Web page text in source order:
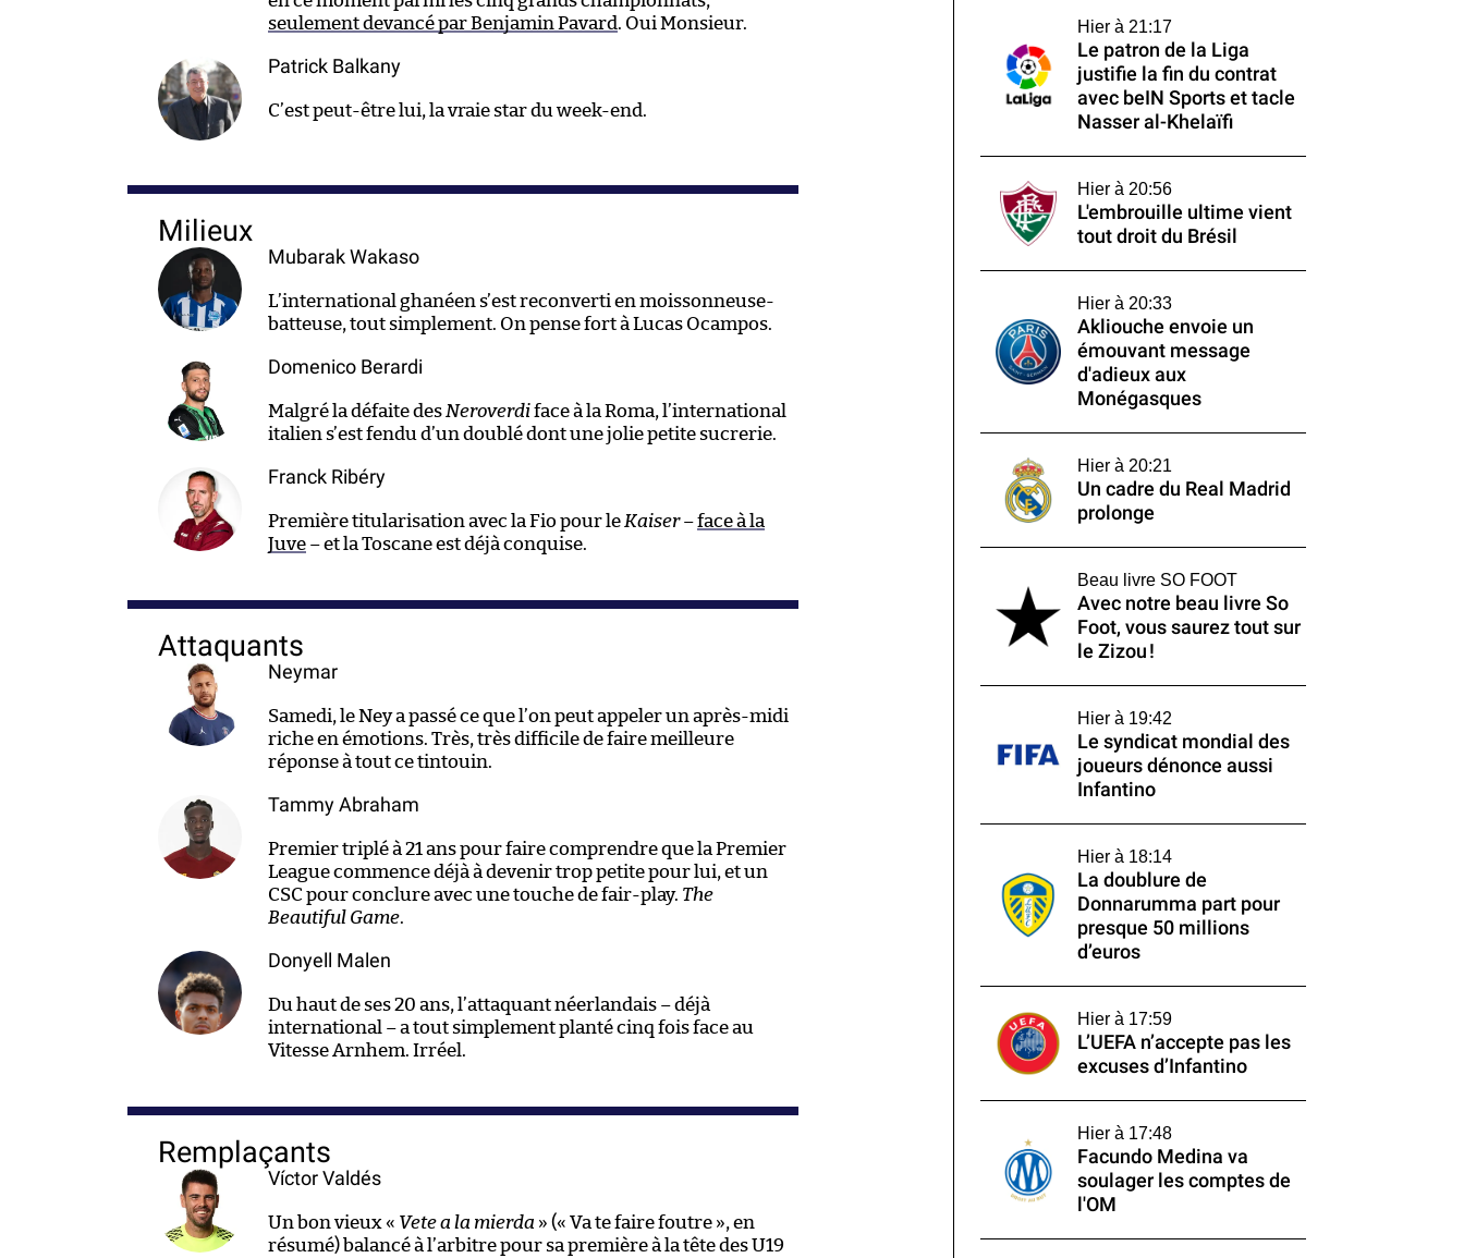
seulement devancé par Benjamin Pavard . Oui Monsieur.
Patrick Balkany
C’est peut-être lui, la vraie star du week-end.
Milieux
Mubarak Wakaso
L’international ghanéen s’est reconverti en moissonneuse-
batteuse, tout simplement. On pense fort à Lucas Ocampos.
Domenico Berardi
Malgré la défaite des Neroverdiface à la Roma, l’international
italien s’est fendu d’un doublé dont une jolie petite sucrerie.
Franck Ribéry
Première titularisation avec la Fio pour le Kaiser–face à la
Juve– et la Toscane est déjà conquise.
Attaquants
Neymar
Samedi, le Ney a passé ce que l’on peut appeler un après-midi
riche en émotions. Très, très difficile de faire meilleure
réponse à tout ce tintouin.
Tammy Abraham
Premier triplé à 21 ans pour faire comprendre que la Premier
League commence déjà à devenir trop petite pour lui, et un
CSC pour conclure avec une touche de fair-play. The
Beautiful Game.
Donyell Malen
Du haut de ses 20 ans, l’attaquant néerlandais – déjà
international – a tout simplement planté cinq fois face au
Vitesse Arnhem. Irréel.
Remplaçants
Víctor Valdés
Un bon vieux « Vete a la mierda » (« Va te faire foutre », en
résumé) balancé à l’arbitre pour sa première à la tête des U19
Hier à 21:17
Le patron de la Liga
justifie la fin du contrat
avec beIN Sports et tacle
Nasser al-Khelaïfi
Hier à 20:56
L'embrouille ultime vient
tout droit du Brésil
Hier à 20:33
Akliouche envoie un
émouvant message
d'adieux aux
Monégasques
Hier à 20:21
Un cadre du Real Madrid
prolonge
Beau livre SO FOOT
Avec notre beau livre So
Foot, vous saurez tout sur
le Zizou !
Hier à 19:42
Le syndicat mondial des
joueurs dénonce aussi
Infantino
Hier à 18:14
La doublure de
Donnarumma part pour
presque 50 millions
d’euros
Hier à 17:59
L’UEFA n’accepte pas les
excuses d’Infantino
Hier à 17:48
Facundo Medina va
soulager les comptes de
l'OM